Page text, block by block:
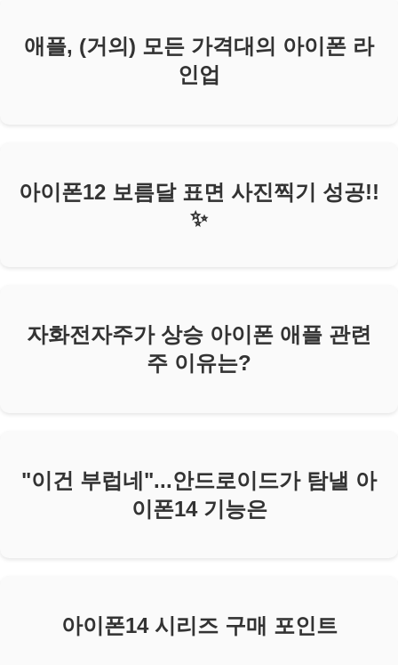
애플, (거의) 모든 가격대의 아이폰 라
인업
아이폰12 보름달 표면 사진찍기 성공!!
✨
자화전자주가 상승 아이폰 애플 관련
주 이유는?
"이건 부럽네"...안드로이드가 탐낼 아
이폰14 기능은
아이폰14 시리즈 구매 포인트